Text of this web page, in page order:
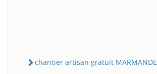
chantier artisan gratuit MARMANDE